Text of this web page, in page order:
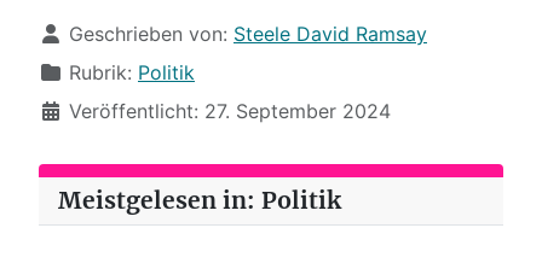
Details
Geschrieben von: Steele David Ramsay
Rubrik: Politik
Veröffentlicht: 27. September 2024
Meistgelesen in: Politik